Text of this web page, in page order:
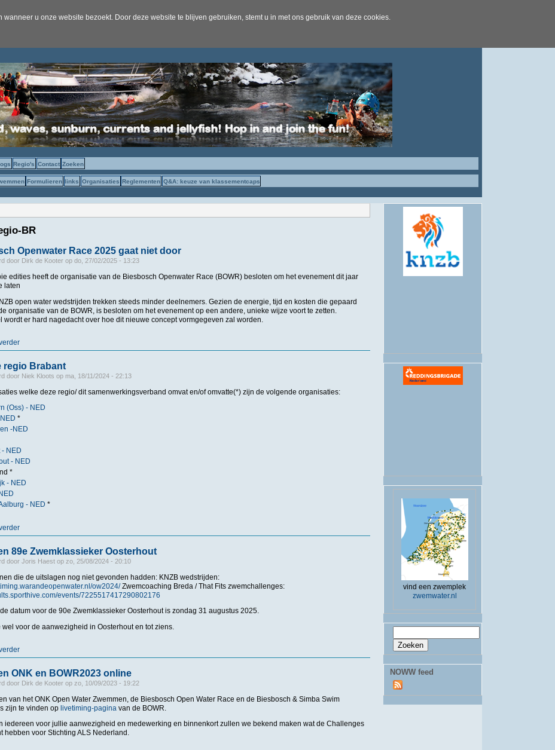
u onze website bezoekt. Door deze website te blijven gebruiken, stemt u in met ons gebruik van deze cookies.
Regio's Contact Zoeken
Formulieren links Organisaties Reglementen Q&A: keuze van klassementcaps
BR
Openwater Race 2025 gaat niet door
door Dirk de Kooterop do, 27/02/2025 - 13:23
edities heeft de organisatie van de Biesbosch Openwater Race (BOWR) besloten om het evenement dit jaar
laten
open water wedstrijden trekken steeds minder deelnemers. Gezien de energie, tijd en kosten die gepaard
organisatie van de BOWR, is besloten om het evenement op een andere, unieke wijze voort te zetten.
wordt er hard nagedacht over hoe dit nieuwe concept vormgegeven zal worden.
over Biesbosch Openwater Race 2025 gaat niet door
regio Brabant
door Niek Kloots op ma, 18/11/2024 - 22:13
welke deze regio/ dit samenwerkingsverband omvat en/of omvatte(*) zijn de volgende organisaties:
(Oss) - NED
*
-NED
- NED
- NED
*
- NED
- NED*
over Historie regio Brabant
89e Zwemklassieker Oosterhout
door Joris Haestop zo, 25/08/2024 - 20:10
die de uitslagen nog niet gevonden hadden: KNZB wedstrijden:
ow2024/Zwemcoaching Breda / That Fits zwemchallenges:
events/7225517417290802176
datum voor de 90e Zwemklassieker Oosterhout is zondag 31 augustus 2025.
wel voor de aanwezigheid in Oosterhout en tot ziens.
over Uitslagen 89e Zwemklassieker Oosterhout
ONK en BOWR2023 online
door Dirk de Kooterop zo, 10/09/2023 - 19:22
van het ONK Open Water Zwemmen, de Biesbosch Open Water Race en de Biesbosch & Simba Swim
zijn te vinden op livetiming-pagina van de BOWR.
iedereen voor jullie aanwezigheid en medewerking en binnenkort zullen we bekend maken wat de Challenges
hebben voor Stichting ALS Nederland.
vind een zwemplek
zwemwater.nl
Zoekveld
NOWW feed